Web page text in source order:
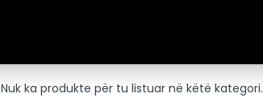
Nuk ka produkte për tu listuar në këtë kategori.